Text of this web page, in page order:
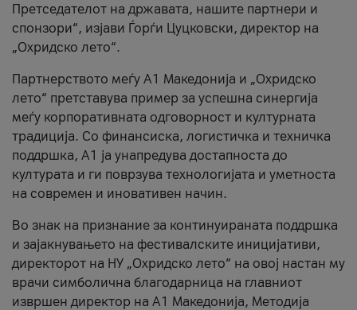
Претседателот на државата, нашите партнери и
спонзори“, изјави Ѓорѓи Цуцковски, директор на
„Охридско лето“.
Партнерството меѓу A1 Македонија и „Охридско
лето“ претставува пример за успешна синергија
меѓу корпоративната одговорност и културната
традиција. Со финансиска, логистичка и техничка
поддршка, A1 ја унапредува достапноста до
културата и ги поврзува технологијата и уметноста
на современ и иновативен начин.
Во знак на признание за континуираната поддршка
и зајакнувањето на фестивалските иницијативи,
директорот на НУ „Охридско лето“ на овој настан му
врачи симболична благодарница на главниот
извршен директор на A1 Македонија, Методија